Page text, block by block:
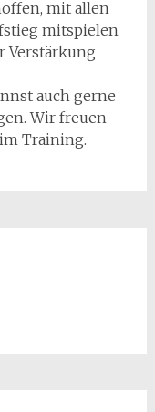
mit allen
mitspielen
Verstärkung
auch gerne
Wir freuen
Training.